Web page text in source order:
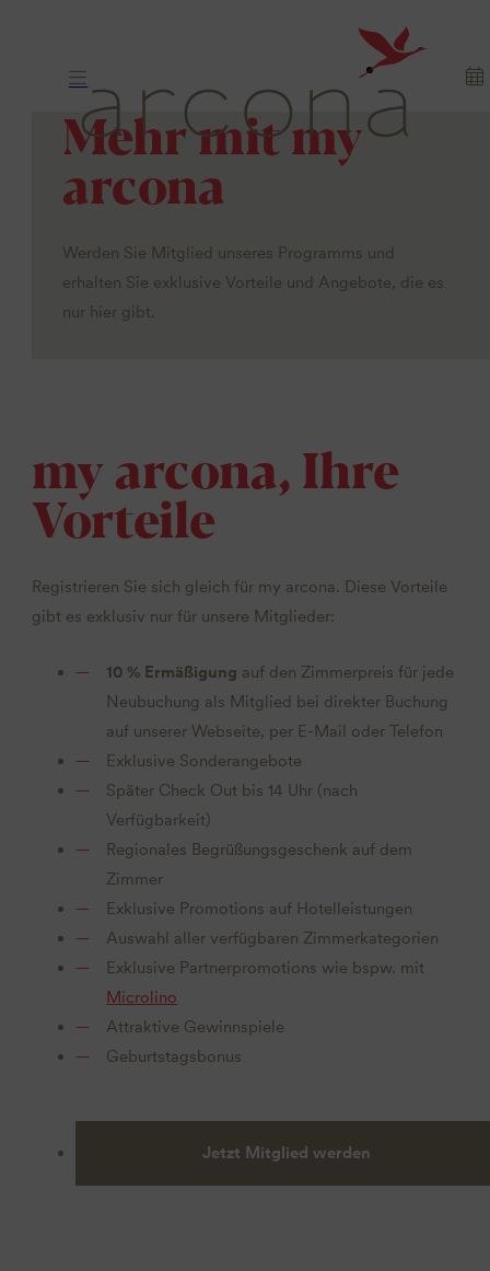
Mehr mit my
arcona
Werden Sie Mitglied unseres Programms und
erhalten Sie exklusive Vorteile und Angebote, die es
nur hier gibt.
my arcona, Ihre
Vorteile
Registrieren Sie sich gleich für my arcona. Diese Vorteile
gibt es exklusiv nur für unsere Mitglieder:
10 % Ermäßigung auf den Zimmerpreis für jede
Neubuchung als Mitglied bei direkter Buchung
auf unserer Webseite, per E-Mail oder Telefon
Exklusive Sonderangebote
Später Check Out bis 14 Uhr (nach
Verfügbarkeit)
Regionales Begrüßungsgeschenk auf dem
Zimmer
Exklusive Promotions auf Hotelleistungen
Auswahl aller verfügbaren Zimmerkategorien
Exklusive Partnerpromotions wie bspw. mit
Microlino
Attraktive Gewinnspiele
Geburtstagsbonus
Jetzt Mitglied werden